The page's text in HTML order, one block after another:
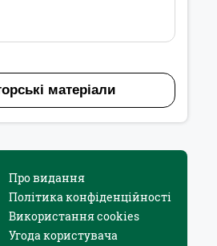
матеріали
Про видання
Політика конфіденційності
Використання cookies
Угода користувача